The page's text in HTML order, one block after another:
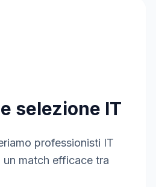
selezione IT
professionisti IT
match efficace tra